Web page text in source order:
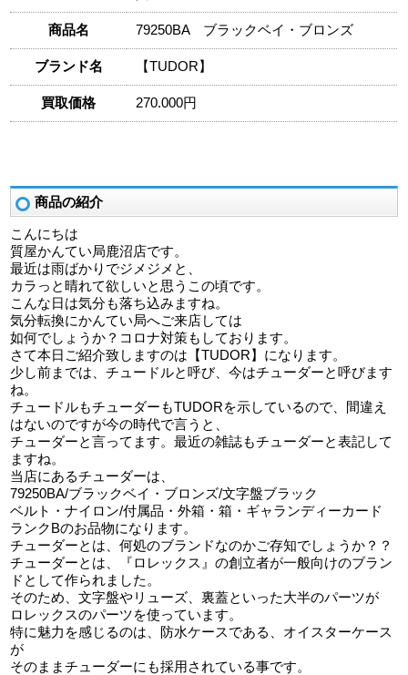
商品名 79250BA ブラックベイ・ブロンズ
ブランド名 【TUDOR】
買取価格 270.000円
商品の紹介
こんにちは
質屋かんてい局鹿沼店です。
最近は雨ばかりでジメジメと、
カラっと晴れて欲しいと思うこの頃です。
こんな日は気分も落ち込みますね。
気分転換にかんてい局へご来店しては
如何でしょうか？コロナ対策もしております。
さて本日ご紹介致しますのは【TUDOR】になります。
少し前までは、チュードルと呼び、今はチューダーと呼びます
ね。
チュードルもチューダーもTUDORを示しているので、間違え
はないのですが今の時代で言うと、
チューダーと言ってます。最近の雑誌もチューダーと表記して
ますね。
当店にあるチューダーは、
79250BA/ブラックベイ・ブロンズ/文字盤ブラック
ベルト・ナイロン/付属品・外箱・箱・ギャランディーカード
ランクBのお品物になります。
チューダーとは、何処のブランドなのかご存知でしょうか？？
チューダーとは、『ロレックス』の創立者が一般向けのブラン
ドとして作られました。
そのため、文字盤やリューズ、裏蓋といった大半のパーツが
ロレックスのパーツを使っています。
特に魅力を感じるのは、防水ケースである、オイスターケース
が
そのままチューダーにも採用されている事です。